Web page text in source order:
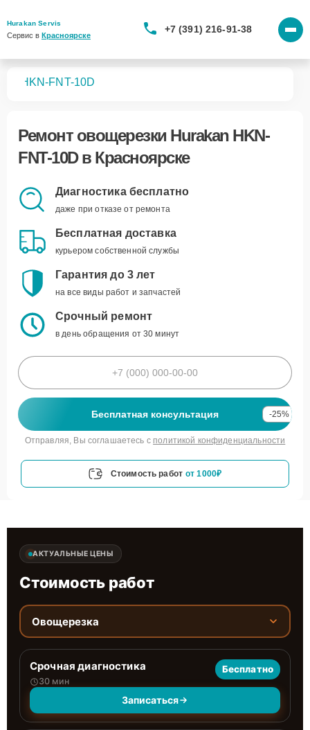
Hurakan Servis
Сервис в Красноярске
+7 (391) 216-91-38
HKN-FNT-10D
Ремонт овощерезки Hurakan HKN-
FNT-10Dв Красноярске
Диагностика бесплатно
даже при отказе от ремонта
Бесплатная доставка
курьером собственной службы
Гарантия до 3 лет
на все виды работ и запчастей
Срочный ремонт
в день обращения от 30 минут
Бесплатная консультация -25%
Отправляя, Вы соглашаетесь с политикой конфиденциальности
Стоимость работ от 1000₽
АКТУАЛЬНЫЕ ЦЕНЫ
Стоимость работ
Овощерезка
Срочная диагностика
30 мин
Бесплатно
Записаться